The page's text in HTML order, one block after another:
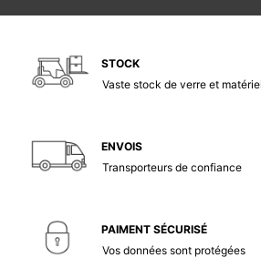
STOCK
Vaste stock de verre et
ENVOIS
Transporteurs de confiance
PAIMENT SÉCURISÉ
Vos données sont protégées